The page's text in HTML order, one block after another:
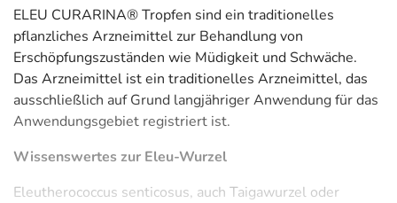
ELEU CURARINA® Tropfen sind ein traditionelles
pflanzliches Arzneimittel zur Behandlung von
Erschöpfungszuständen wie Müdigkeit und Schwäche.
Das Arzneimittel ist ein traditionelles Arzneimittel, das
ausschließlich auf Grund langjähriger Anwendung für das
Anwendungsgebiet registriert ist.
Wissenswertes zur Eleu-Wurzel
Eleutherococcus senticosus, auch Taigawurzel oder